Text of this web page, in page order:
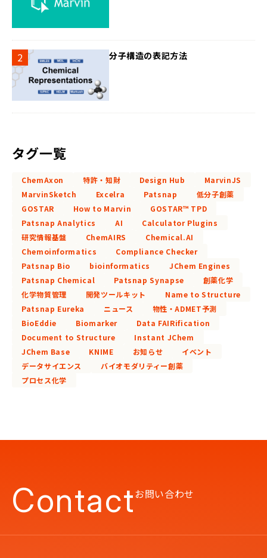
分子構造の表記方法
タグ一覧
ChemAxon 特許・知財 Design Hub
MarvinJS
MarvinSketch
Excelra Patsnap
低分子創薬
GOSTAR
How to Marvin
GOSTAR™ TPD
Patsnap Analytics
AI
Calculator Plugins
研究情報基盤
ChemAIRS
Chemical.AI
Chemoinformatics
Compliance Checker
Patsnap Bio
bioinformatics
JChem Engines
Patsnap Chemical
Patsnap Synapse
創薬化学
化学物質管理
開発ツールキット
Name to Structure
Patsnap Eureka
ニュース
物性・ADMET予測
BioEddie
Biomarker
Data FAIRification
Document to Structure
Instant JChem
JChem Base
KNIME お知らせ
イベント
データサイエンス
バイオモダリティー創薬
プロセス化学
Contactお問い合わせ